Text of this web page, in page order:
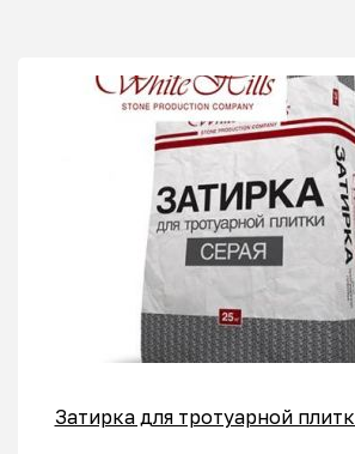
Затирка для тротуарной